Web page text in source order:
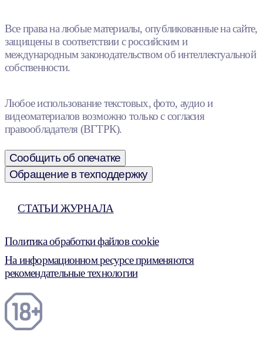
Все права на любые материалы, опубликованные на сайте,
защищены в соответствии с российским и
международным законодательством об интеллектуальной
собственности.
Любое использование текстовых, фото, аудио и
видеоматериалов возможно только с согласия
правообладателя (ВГТРК).
Сообщить об опечатке
Обращение в техподдержку
СТАТЬИ ЖУРНАЛА
Политика обработки файлов cookie
На информационном ресурсе применяются
рекомендательные технологии